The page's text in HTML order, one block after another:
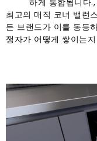
하게 통합됩니다
최고의 매직 코너 밸런
든 브랜드가 이를 동등
쟁자가 어떻게 쌓이는